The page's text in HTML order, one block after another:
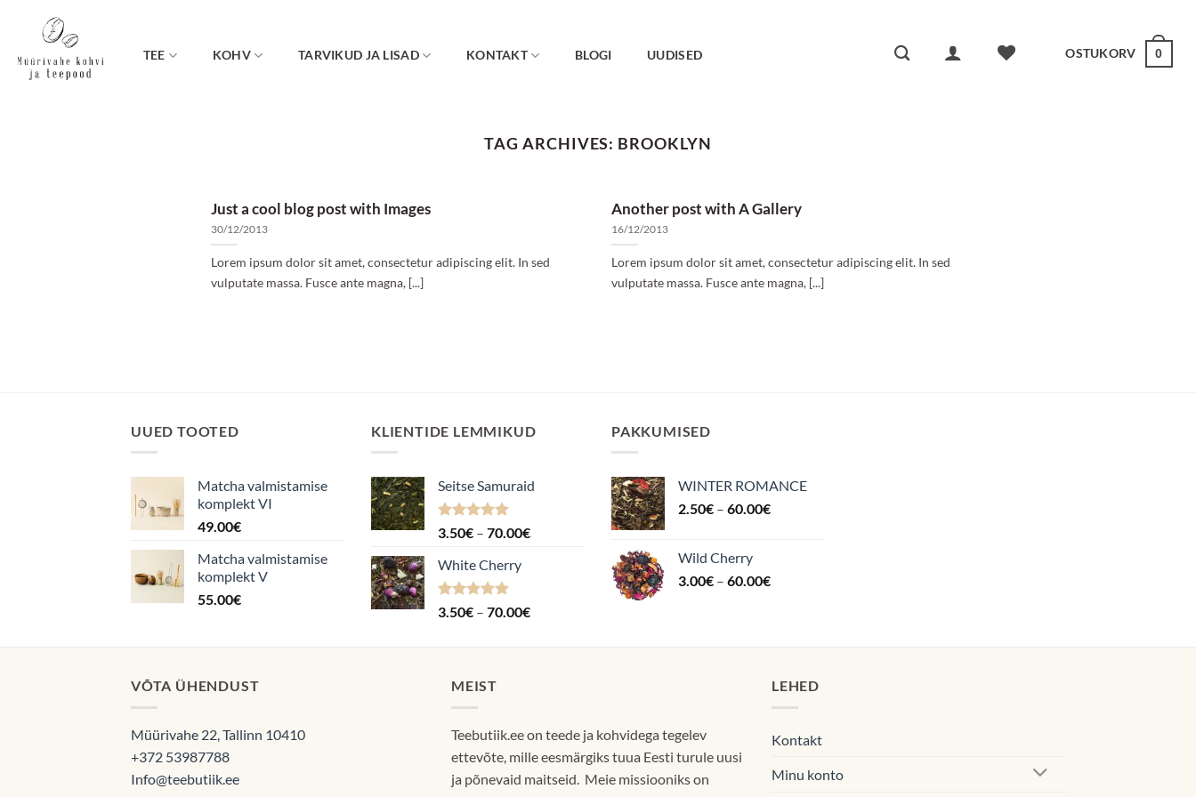
content
TEE KOHV TARVIKUD JA LISAD KONTAKT BLOGI UUDISED OSTUKORV 0
TAG ARCHIVES: BROOKLYN
Just a cool blog post with Images
30/12/2013
Lorem ipsum dolor sit amet, consectetur adipiscing elit. In sed
vulputate massa. Fusce ante magna, [...]
Another post with A Gallery
16/12/2013
Lorem ipsum dolor sit amet, consectetur adipiscing elit. In sed
vulputate massa. Fusce ante magna, [...]
UUED TOOTED
Matcha valmistamise
komplekt VI
49.00€
Matcha valmistamise
komplekt V
55.00€
KLIENTIDE LEMMIKUD
Seitse Samuraid
Hinnanguga
3.50€ – 70.00€Hinnavahemik:
White Cherry
Hinnanguga
3.50€ – 70.00€Hinnavahemik:
kuni
PAKKUMISED
WINTER ROMANCE
2.50€ – 60.00€Hinnavahemik:
Wild Cherry
3.00€ – 60.00€Hinnavahemik:
VÕTA ÜHENDUST
Müürivahe 22, Tallinn 10410
+372 53987788
Info@teebutiik.ee
MEIST
Teebutiik.ee on teede ja kohvidega tegelev
ettevõte, mille eesmärgiks tuua Eesti turule uusi
ja põnevaid maitseid. Meie missiooniks on
LEHED
Kontakt
Minu konto